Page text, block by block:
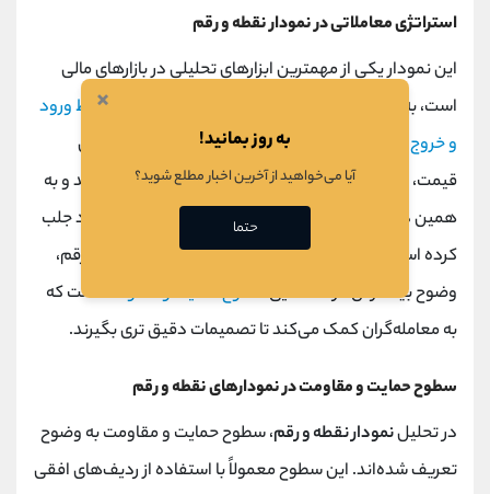
استراتژی معاملاتی در نمودار نقطه و رقم
این نمودار یکی از مهمترین ابزارهای تحلیلی در بازارهای مالی
است، به ویژه برای شناسایی روندهای قیمت و تعییننقاط ورود
و خروج استفاده می ‌شود. این نمودار با حذف حرکات جزئی
قیمت، نمایش دقیق ‌تری از حرکات اصلی بازار ارائه می ‌دهد و به
همین دلیل، در استراتژی ‌های معاملاتی توجه ها را به خود جلب
کرده است. یکی از ویژگی ‌های قابل توجه نمودار نقطه و رقم،
وضوح بیشتر آن در شناساییسطوح حمایت و مقاومتاست که
به معامله‌گران کمک می‌کند تا تصمیمات دقیق‌ تری بگیرند.
سطوح حمایت و مقاومت در نمودارهای نقطه و رقم
در تحلیلنمودار نقطه و رقم، سطوح حمایت و مقاومت به وضوح
تعریف شده‌اند. این سطوح معمولاً با استفاده از ردیف‌های افقی
×
به روز بمانید!
آیا می‌خواهید از آخرین اخبار مطلع شوید؟
حتما